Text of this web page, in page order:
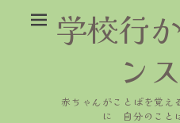
学校行
ン
赤ちゃんがことばを覚
に 自分のこと